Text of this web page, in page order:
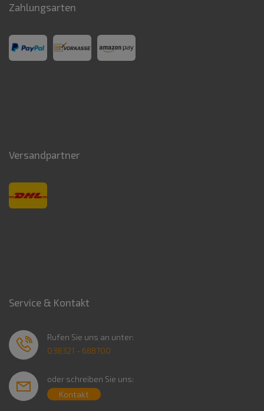
Zahlungsarten
Versandpartner
Service & Kontakt
Rufen Sie uns an unter:
038321 - 688700
oder schreiben Sie uns:
Kontakt